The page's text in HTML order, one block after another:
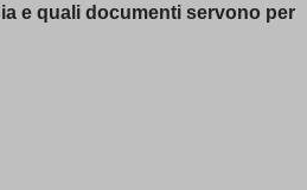
e quali documenti servono per